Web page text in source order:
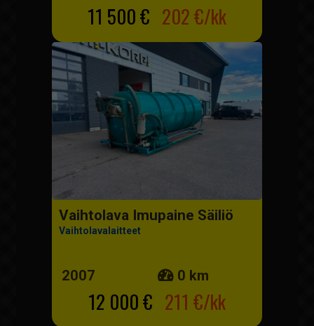
11 500 € 202 €/kk
Vaihtolava Imupaine Säiliö
Vaihtolavalaitteet
2007 0 km
12 000 € 211 €/kk